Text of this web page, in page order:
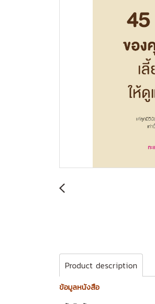
Product description
ข้อมูลหนังสือ